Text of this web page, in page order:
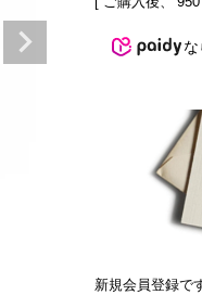
な
新規会員登録で